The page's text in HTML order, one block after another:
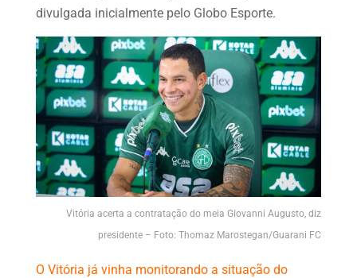
divulgada inicialmente pelo Globo Esporte.
Vitória acerta a contratação do meia Giovanni Augusto, diz
presidente – Foto: Thomaz Marostegan/Guarani FC
O Vitória já vinha monitorando a situação do